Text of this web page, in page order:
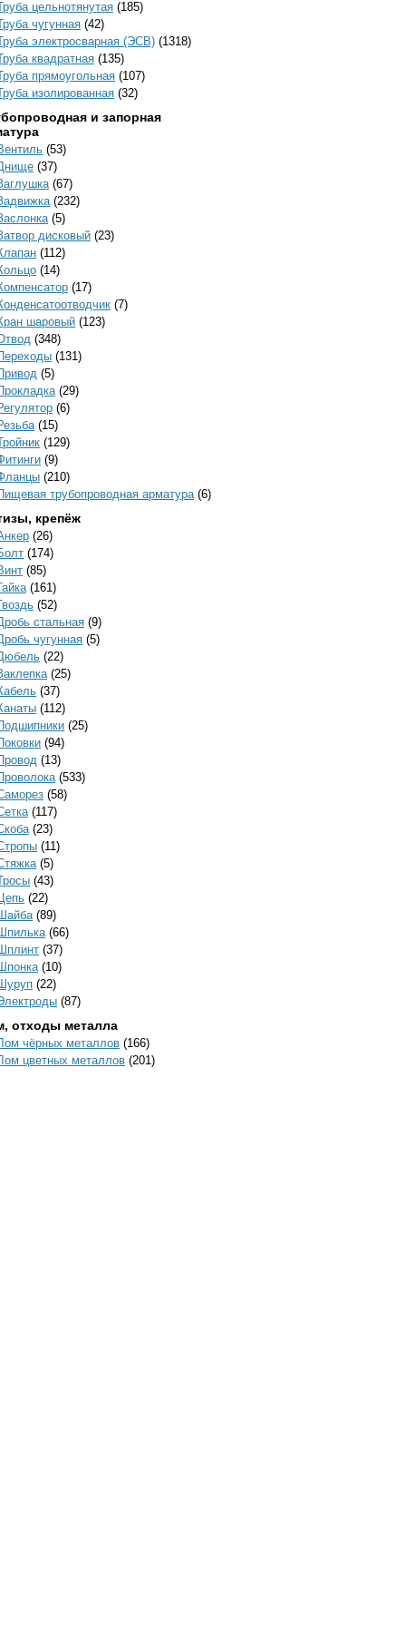
цельнотянутая (185)
чугунная (42)
электросварная (ЭСВ) (1318)
квадратная (135)
прямоугольная (107)
изолированная (32)
и запорная
(53)
(37)
(67)
(232)
(5)
дисковый (23)
(112)
(14)
(17)
(7)
шаровый (123)
(348)
(131)
(5)
(29)
(6)
(15)
(129)
(9)
(210)
трубопроводная арматура(6)
крепёж
(26)
(174)
(85)
(161)
(52)
стальная (9)
чугунная (5)
(22)
(25)
(37)
(112)
(25)
(94)
(13)
(533)
(58)
(117)
(23)
(11)
(5)
(43)
(22)
(89)
(66)
(37)
(10)
(22)
(87)
отходы металла
чёрных металлов (166)
цветных металлов (201)